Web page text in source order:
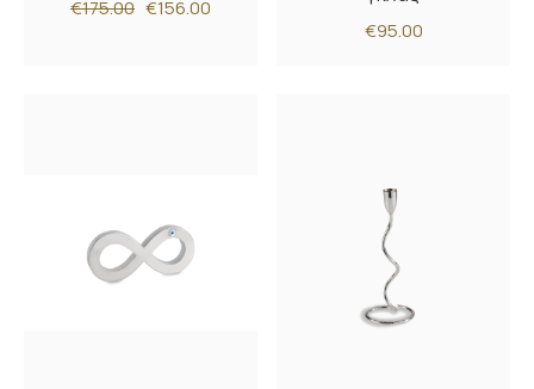
€175.00 €156.00
€95.00